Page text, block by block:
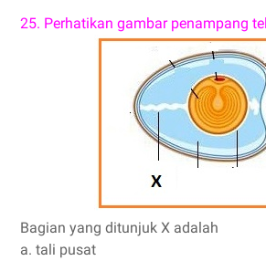
25. Perhatikan gambar penampang
Bagian yang ditunjuk X adalah
a. tali pusat